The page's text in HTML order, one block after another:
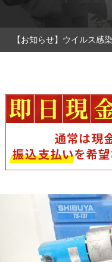
【お知らせ】ウイルス感